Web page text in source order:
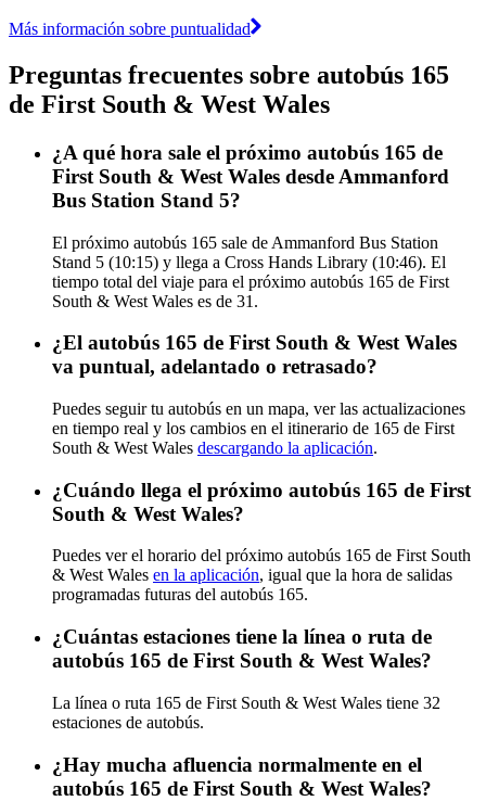
Más información sobre puntualidad
Preguntas frecuentes sobre autobús 165
de First South & West Wales
¿A qué hora sale el próximo autobús 165 de
First South & West Wales desde Ammanford
Bus Station Stand 5?
El próximo autobús 165 sale de Ammanford Bus Station
Stand 5 (10:15) y llega a Cross Hands Library (10:46). El
tiempo total del viaje para el próximo autobús 165 de First
South & West Wales es de 31.
¿El autobús 165 de First South & West Wales
va puntual, adelantado o retrasado?
Puedes seguir tu autobús en un mapa, ver las actualizaciones
en tiempo real y los cambios en el itinerario de 165 de First
South & West Wales descargando la aplicación.
¿Cuándo llega el próximo autobús 165 de First
South & West Wales?
Puedes ver el horario del próximo autobús 165 de First South
& West Wales en la aplicación, igual que la hora de salidas
programadas futuras del autobús 165.
¿Cuántas estaciones tiene la línea o ruta de
autobús 165 de First South & West Wales?
La línea o ruta 165 de First South & West Wales tiene 32
estaciones de autobús.
¿Hay mucha afluencia normalmente en el
autobús 165 de First South & West Wales?